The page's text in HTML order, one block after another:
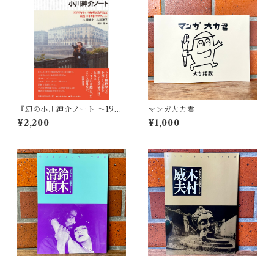
『幻の小川紳介ノート 〜1990
年トリノ映画祭訪問記と最後
の小川プロダクション』
¥2,200
マンガ大力君
¥1,000